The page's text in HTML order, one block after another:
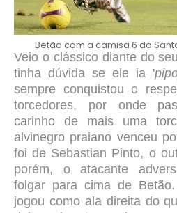
Betão com a camisa 6 do
Veio o clássico diante do
tinha dúvida se ele ia '
sempre conquistou o
torcedores, por onde
carinho de mais uma
alvinegro praiano venceu
foi de Sebastian Pinto, o
porém, o atacante
folgar para cima de
jogou como ala direita do